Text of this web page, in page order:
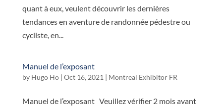
quant à eux, veulent découvrir les dernières
tendances en aventure de randonnée pédestre ou
cycliste, en...
Manuel de l’exposant
by Hugo Ho| Oct 16, 2021 | Montreal Exhibitor FR
Manuel de l’exposant Veuillez vérifier 2 mois avant